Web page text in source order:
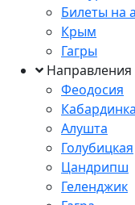
Билеты на
Крым
Гагры
Направления
Феодосия
Кабардинка
Алушта
Голубицкая
Цандрипш
Геленджик